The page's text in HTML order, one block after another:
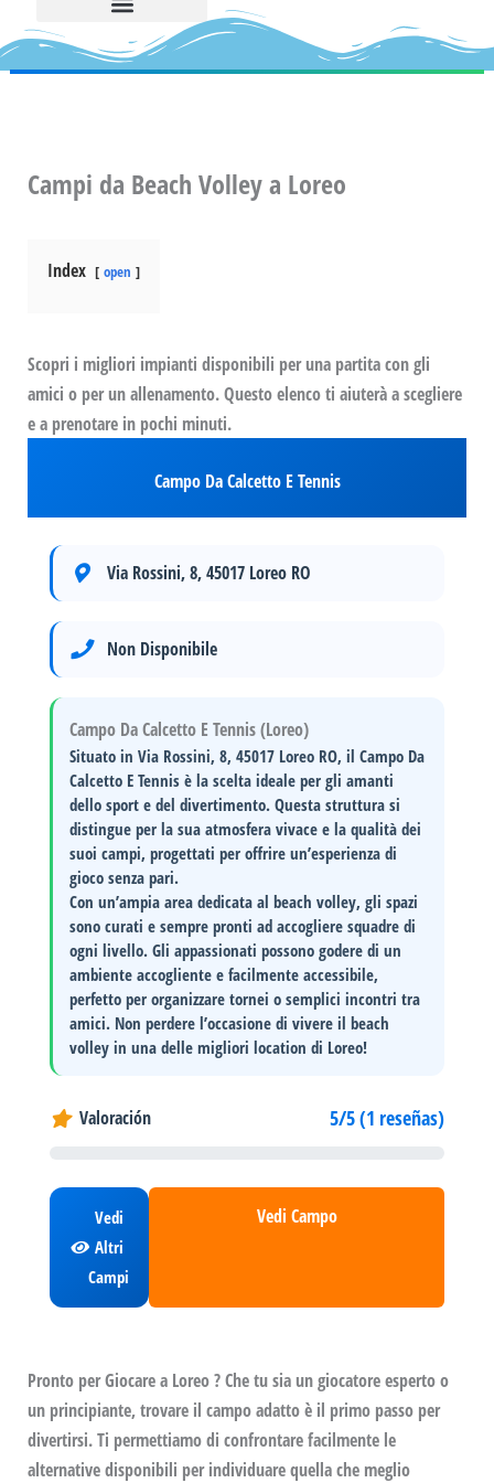
Campi da Beach Volley a Loreo
Index open
Scopri i migliori impianti disponibili per una partita con gli
amici o per un allenamento. Questo elenco ti aiuterà a scegliere
e a prenotare in pochi minuti.
Campo Da Calcetto E Tennis
Via Rossini, 8, 45017 Loreo RO
Non Disponibile
Campo Da Calcetto E Tennis (Loreo)
Situato inVia Rossini, 8, 45017 Loreo RO, ilCampo Da
Calcetto E Tennis è la scelta ideale per gli amanti
dello sport e del divertimento. Questa struttura si
distingue per la suaatmosfera vivace e laqualità dei
suoi campi, progettati per offrire un’esperienza di
gioco senza pari.
Con un’ampia area dedicata al beach volley, gli spazi
sono curati e sempre pronti ad accogliere squadre di
ogni livello. Gli appassionati possono godere di un
ambiente accogliente efacilmente accessibile,
perfetto per organizzare tornei o semplici incontri tra
amici. Non perdere l’occasione di vivere ilbeach
volley in una delle migliori location di Loreo!
Valoración 5/5 (1 reseñas)
Vedi
Altri
Campi
Vedi Campo
Pronto per Giocare a Loreo ? Che tu sia un giocatore esperto o
un principiante, trovare il campo adatto è il primo passo per
divertirsi. Ti permettiamo di confrontare facilmente le
alternative disponibili per individuare quella che meglio